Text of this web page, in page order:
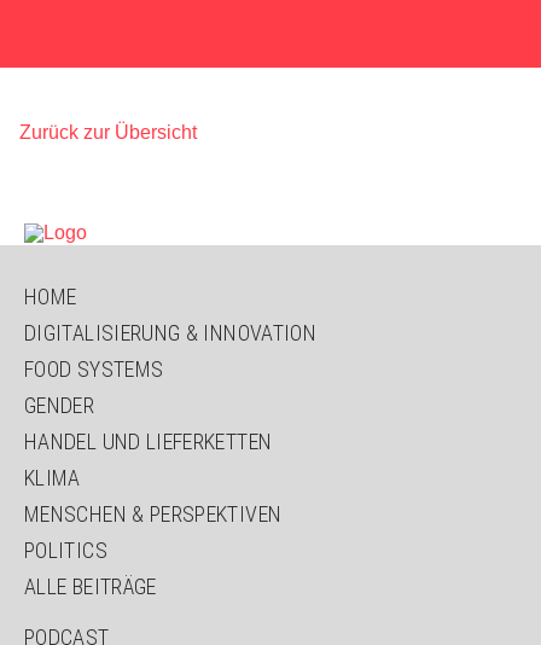
Zurück zur Übersicht
NAVIGATION
ÜBERSPRINGEN
HOME
DIGITALISIERUNG & INNOVATION
FOOD SYSTEMS
GENDER
HANDEL UND LIEFERKETTEN
KLIMA
MENSCHEN & PERSPEKTIVEN
POLITICS
ALLE BEITRÄGE
NAVIGATION
PODCAST